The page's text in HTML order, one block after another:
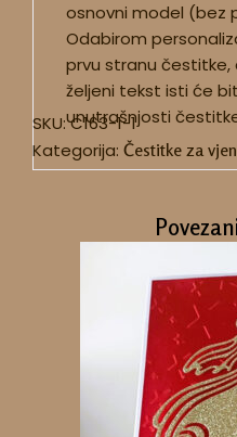
osnovni model (bez
Odabirom
prvu stranu čestitke,
željeni tekst isti će
unutrašnjosti
SKU:C163-1-1
Kategorija: Čestitke za